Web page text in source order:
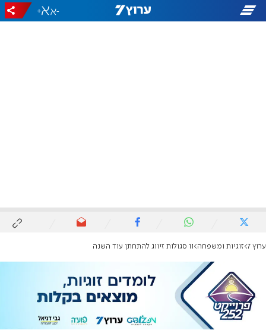
-
+
ערוץ 7 זוגיות ומשפחה 11 סגולות זיווג להתחתן עוד השנה